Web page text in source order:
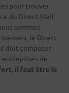
pour trouver
du Direct Mail
sommes
le Direct
doit composer
entreprises de
il faut être le